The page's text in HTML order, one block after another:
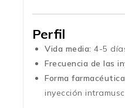
Perfil
Vida media: 4-5
Frecuencia de las
Forma
inyección